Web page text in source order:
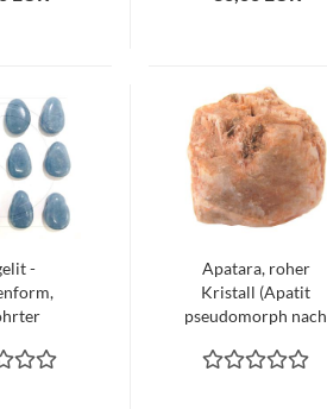
-
Apatara, roher
Kristall (Apatit
pseudomorph nach